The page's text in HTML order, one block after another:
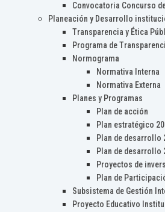
Convocatoria Concurso
Planeación y Desarrollo
Transparencia y Ética
Programa de
Normograma
Normativa Interna
Normativa Externa
Planes y Programas
Plan de acción
Plan estratégico
Plan de desarrollo
Plan de desarrollo
Proyectos de
Plan de
Subsistema de Gestión
Proyecto Educativo